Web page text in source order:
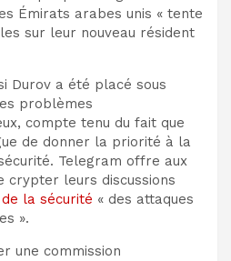
Émirats arabes unis « tente
sur leur nouveau résident
Durov a été placé sous
problèmes
compte tenu du fait que
de donner la priorité à la
Telegram offre aux
crypter leurs discussions
la sécurité « des attaques
».
une commission